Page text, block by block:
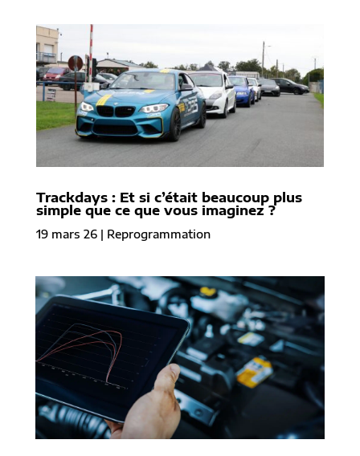
Trackdays : Et si c’était beaucoup plus
simple que ce que vous imaginez ?
19 mars 26| Reprogrammation